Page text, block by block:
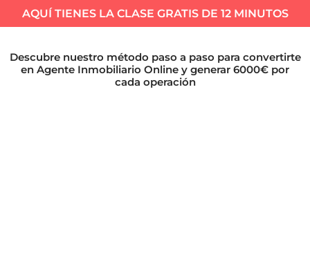
AQUÍ TIENES LA CLASE GRATIS DE 12 MINUTOS
Descubre nuestro método paso a paso para convertirte
en Agente Inmobiliario Online y generar 6000€ por
cada operación